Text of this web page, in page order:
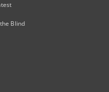
Blind